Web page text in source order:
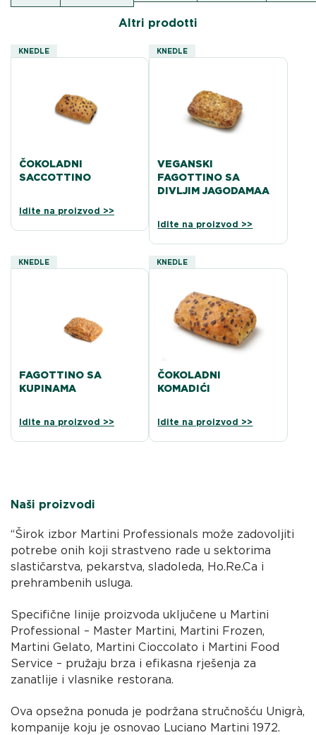
Altri prodotti
KNEDLE
ČOKOLADNI
SACCOTTINO
Idite na proizvod >>
KNEDLE
VEGANSKI
FAGOTTINO SA
DIVLJIM JAGODAMAA
Idite na proizvod >>
KNEDLE
FAGOTTINO SA
KUPINAMA
Idite na proizvod >>
KNEDLE
ČOKOLADNI
KOMADIĆI
Idite na proizvod >>
Naši proizvodi
“Širok izbor Martini Professionals može zadovoljiti
potrebe onih koji strastveno rade u sektorima
slastičarstva, pekarstva, sladoleda, Ho.Re.Ca i
prehrambenih usluga.
Specifične linije proizvoda uključene u Martini
Professional – Master Martini, Martini Frozen,
Martini Gelato, Martini Cioccolato i Martini Food
Service – pružaju brza i efikasna rješenja za
zanatlije i vlasnike restorana.
Ova opsežna ponuda je podržana stručnošću Unigrà,
kompanije koju je osnovao Luciano Martini 1972.